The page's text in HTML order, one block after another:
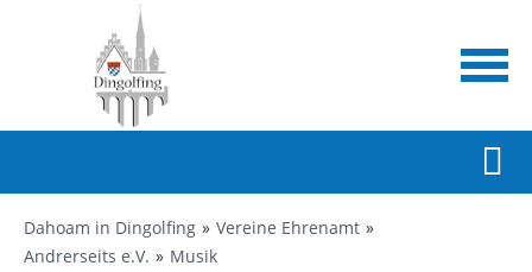
Dahoam in Dingolfing
Vereine Ehrenamt
Andrerseits e.V.
Musik